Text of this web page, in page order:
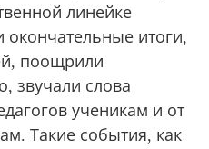
линейке
окончательные итоги,
поощрили
звучали слова
ученикам и от
Такие события, как